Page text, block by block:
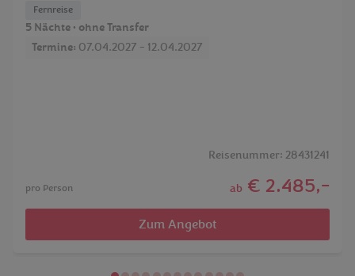
Fernreise
5 Nächte • ohne Transfer
Termine: 07.04.2027 - 12.04.2027
Reisenummer: 28431241
pro Person ab € 2.485,-
Zum Angebot